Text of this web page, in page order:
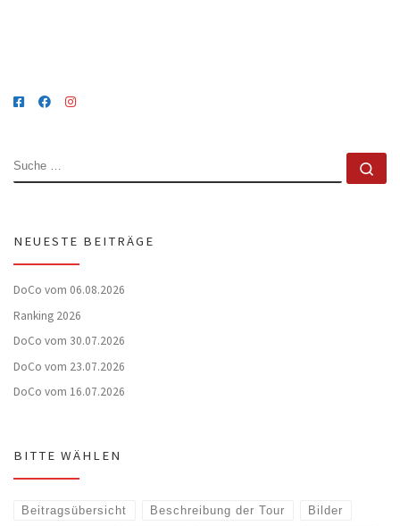
SUCHE
NEUESTE BEITRÄGE
DoCo vom 06.08.2026
Ranking 2026
DoCo vom 30.07.2026
DoCo vom 23.07.2026
DoCo vom 16.07.2026
BITTE WÄHLEN
Beitragsübersicht Beschreibung der Tour Bilder